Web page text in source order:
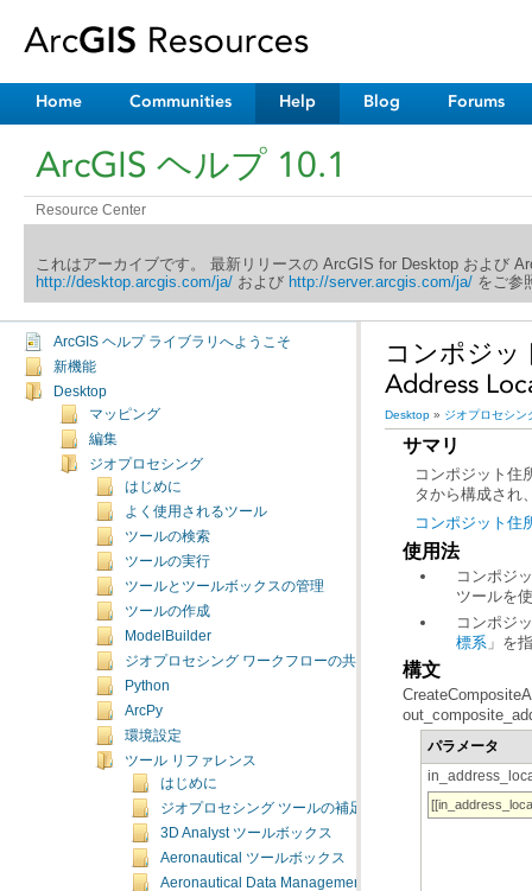
Home Communities Help Blog Forums
ArcGIS ヘルプ 10.1
Resource Center
これはアーカイブです。 最新リリースの ArcGIS for Desktop および
http://desktop.arcgis.com/ja/および http://server.arcgis.com/ja/をご参
ArcGIS ヘルプ ライブラリへようこそ
新機能
Desktop
マッピング
編集
ジオプロセシング
はじめに
よく使用されるツール
ツールの検索
ツールの実行
ツールとツールボックスの管理
ツールの作成
ModelBuilder
ジオプロセシング ワークフローの共有
Python
ArcPy
環境設定
ツール リファレンス
はじめに
ジオプロセシング ツールの補足トピック
3D Analyst ツールボックス
Aeronautical ツールボックス
Aeronautical Data Management ツールボックス
Address
Desktop » ジオプロセシン
サマリ
タから構成され
コンポジット住
使用法
コンポジ
ツールを
コンポジ
標系 」を
構文
パラメータ